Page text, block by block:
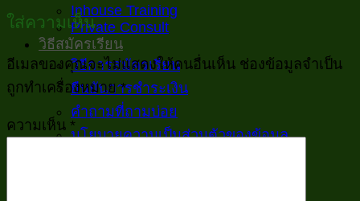
Inhouse Training
Private Consult
วิธีสมัครเรียน
วิธีการสมัครเรียน
ยืนยันการชำระเงิน
คำถามที่ถามบ่อย
นโยบายความเป็นส่วนตัวของข้อมูล
ใส่ความเห็น
อีเมลของคุณจะไม่แสดงให้คนอื่นเห็น ช่องข้อมูลจำเป็น
ถูกทำเครื่องหมาย*
ความเห็น *